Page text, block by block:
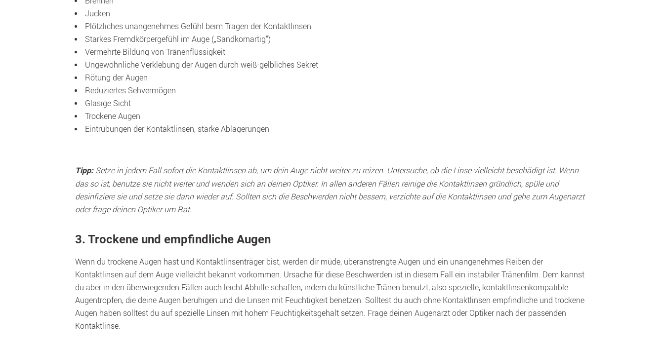
Jucken
Plötzliches unangenehmes Gefühl beim Tragen der Kontaktlinsen
Starkes Fremdkörpergefühl im Auge („Sandkornartig“)
Vermehrte Bildung von Tränenflüssigkeit
Ungewöhnliche Verklebung der Augen durch weiß-gelbliches Sekret
Rötung der Augen
Reduziertes Sehvermögen
Glasige Sicht
Trockene Augen
Eintrübungen der Kontaktlinsen, starke Ablagerungen
Tipp: Setze in jedem Fall sofort die Kontaktlinsen ab, um dein Auge nicht weiter zu reizen. Untersuche, ob die Linse vielleicht beschädigt ist. Wenn
das so ist, benutze sie nicht weiter und wenden sich an deinen Optiker. In allen anderen Fällen reinige die Kontaktlinsen gründlich, spüle und
desinfiziere sie und setze sie dann wieder auf. Sollten sich die Beschwerden nicht bessern, verzichte auf die Kontaktlinsen und gehe zum Augenarzt
oder frage deinen Optiker um Rat.
3. Trockene und empfindliche Augen
Wenn du trockene Augen hast und Kontaktlinsenträger bist, werden dir müde, überanstrengte Augen und ein unangenehmes Reiben der
Kontaktlinsen auf dem Auge vielleicht bekannt vorkommen. Ursache für diese Beschwerden ist in diesem Fall ein instabiler Tränenfilm. Dem kannst
du aber in den überwiegenden Fällen auch leicht Abhilfe schaffen, indem du künstliche Tränen benutzt, also spezielle, kontaktlinsenkompatible
Augentropfen, die deine Augen beruhigen und die Linsen mit Feuchtigkeit benetzen. Solltest du auch ohne Kontaktlinsen empfindliche und trockene
Augen haben solltest du auf spezielle Linsen mit hohem Feuchtigkeitsgehalt setzen. Frage deinen Augenarzt oder Optiker nach der passenden